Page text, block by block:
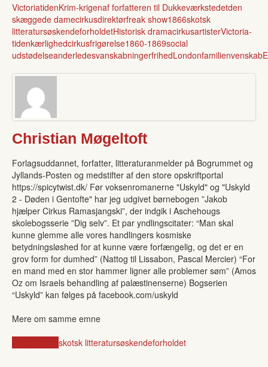
VictoriatidenKrim-krigenaf forfatteren til Dukkeværkstedetden
skæggede damecirkusdirektørfreak show1866skotsk
litteratursøskendeforholdetHistorisk dramacirkusartisterVictoria-
tidenkærlighedcirkusfrigørelse1860-1869social
udstødelseanderledesvanskabningerfrihedLondonfamilienvenskab
Christian Møgeltoft
Forlagsuddannet, forfatter, litteraturanmelder på Bogrummet og
Jyllands-Posten og medstifter af den store opskriftportal
https://spicytwist.dk/ Før voksenromanerne "Uskyld" og "Uskyld
2 - Døden i Gentofte" har jeg udgivet børnebogen ”Jakob
hjælper Cirkus Ramasjangski”, der indgik i Aschehougs
skolebogsserie ”Dig selv”. Et par yndlingscitater: “Man skal
kunne glemme alle vores handlingers kosmiske
betydningsløshed for at kunne være forfængelig, og det er en
grov form for dumhed” (Nattog til Lissabon, Pascal Mercier) “For
en mand med en stor hammer ligner alle problemer søm” (Amos
Oz om Israels behandling af palæstinenserne) Bogserien
“Uskyld” kan følges på facebook.com/uskyld
Mere om samme emne
skotsk litteratursøskendeforholdet